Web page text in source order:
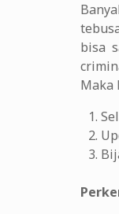
bisa
Maka